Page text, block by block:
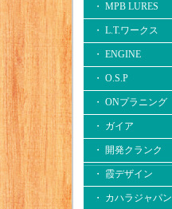
・ MPB LURES
・ L.T.ワークス
・ ENGINE
・ O.S.P
・ ONプラニング
・ ガイア
・ 開発クランク
・ 霞デザイン
・ カハラジャパン